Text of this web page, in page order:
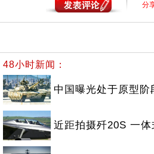
分
48小时新闻：
中国曝光处于原型
近距拍摄歼20S 一